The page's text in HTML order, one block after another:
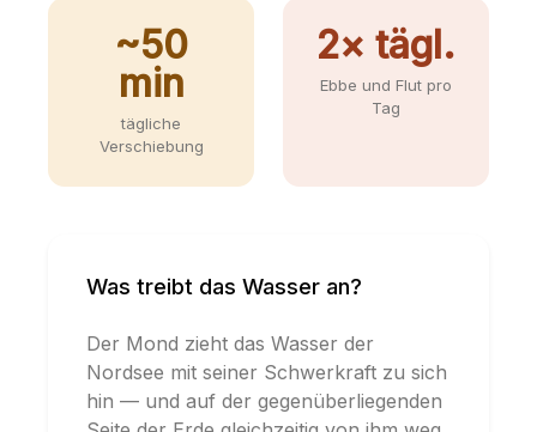
~50
min
tägliche
Verschiebung
2× tägl.
Ebbe und Flut pro
Tag
Was treibt das Wasser an?
Der Mond zieht das Wasser der
Nordsee mit seiner Schwerkraft zu sich
hin — und auf der gegenüberliegenden